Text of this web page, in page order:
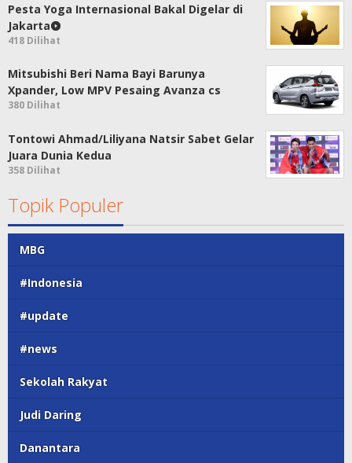
Pesta Yoga Internasional Bakal Digelar di
Jakarta
418 Dilihat
Mitsubishi Beri Nama Bayi Barunya
Xpander, Low MPV Pesaing Avanza cs
380 Dilihat
Tontowi Ahmad/Liliyana Natsir Sabet Gelar
Juara Dunia Kedua
358 Dilihat
Topik Populer
MBG
#Indonesia
#update
#news
Sekolah Rakyat
Judi Daring
Danantara